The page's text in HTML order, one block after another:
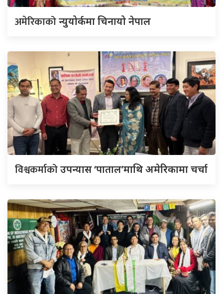
अमेरिकाकोन्युयोर्कमा चिनायो नेपाल
विश्वकर्माकोउपन्यास ‘पाताल’माथि अमेरिकामा चर्चा